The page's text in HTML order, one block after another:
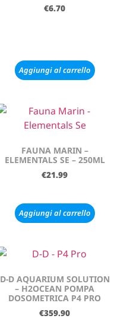
€6.70
Aggiungi al carrello
FAUNA MARIN –
ELEMENTALS SE – 250ML
€21.99
Aggiungi al carrello
D-D AQUARIUM SOLUTION
– H2OCEAN POMPA
DOSOMETRICA P4 PRO
€359.90